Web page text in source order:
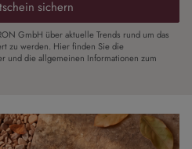
sichern
GmbH über aktuelle Trends rund um das
zu werden. Hier finden Sie die
und die allgemeinen Informationen zum